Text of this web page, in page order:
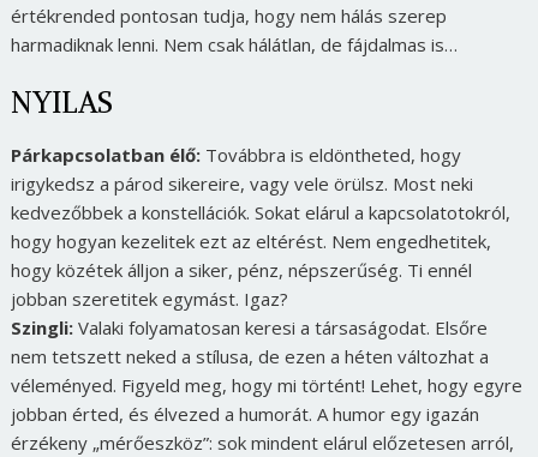
értékrended pontosan tudja, hogy nem hálás szerep
harmadiknak lenni. Nem csak hálátlan, de fájdalmas is…
NYILAS
Párkapcsolatban élő:Továbbra is eldöntheted, hogy
irigykedsz a párod sikereire, vagy vele örülsz. Most neki
kedvezőbbek a konstellációk. Sokat elárul a kapcsolatotokról,
hogy hogyan kezelitek ezt az eltérést. Nem engedhetitek,
hogy közétek álljon a siker, pénz, népszerűség. Ti ennél
jobban szeretitek egymást. Igaz?
Szingli:Valaki folyamatosan keresi a társaságodat. Elsőre
nem tetszett neked a stílusa, de ezen a héten változhat a
véleményed. Figyeld meg, hogy mi történt! Lehet, hogy egyre
jobban érted, és élvezed a humorát. A humor egy igazán
érzékeny „mérőeszköz”: sok mindent elárul előzetesen arról,